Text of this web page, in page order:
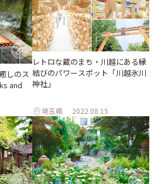
しのス
and
レトロな蔵のまち・川越にある縁
結びのパワースポット「川越氷川
神社」
埼玉県 2022.08.15